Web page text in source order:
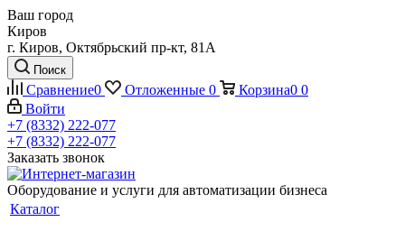
Ваш город
Киров
г. Киров, Октябрьский пр-кт, 81А
Поиск
Сравнение0 Отложенные 0 Корзина0 0
Войти
+7 (8332) 222-077
+7 (8332) 222-077
Заказать звонок
Оборудование и услуги для автоматизации бизнеса
Каталог